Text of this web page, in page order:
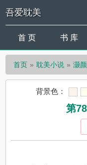
吾爱耽美
首 页 书 库
首页 耽美小说 灏
背景色：
第